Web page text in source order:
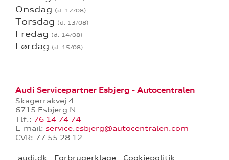
Onsdag
Torsdag
Fredag
Lørdag
Audi Servicepartner Esbjerg - Autocentralen
Skagerrakvej 4
6715 Esbjerg N
Tlf.: 76 14 74 74
E-mail: service.esbjerg@autocentralen.com
CVR: 77 55 28 12
audi.dk Forbrugerklage Cookiepolitik